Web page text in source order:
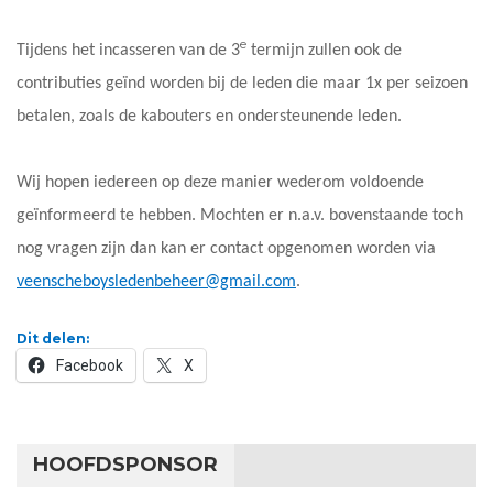
Tijdens het incasseren van de 3e termijn zullen ook de
contributies geïnd worden bij de leden die maar 1x per seizoen
betalen, zoals de kabouters en ondersteunende leden.
Wij hopen iedereen op deze manier wederom voldoende
geïnformeerd te hebben. Mochten er n.a.v. bovenstaande toch
nog vragen zijn dan kan er contact opgenomen worden via
veenscheboysledenbeheer@gmail.com.
Dit delen:
Facebook X
HOOFDSPONSOR